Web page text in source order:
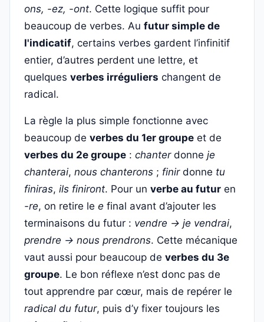
ons, -ez, -ont. Cette logique suffit pour
beaucoup de verbes. Au futur simple de
l'indicatif, certains verbes gardent l’infinitif
entier, d’autres perdent une lettre, et
quelques verbes irréguliers changent de
radical.
La règle la plus simple fonctionne avec
beaucoup de verbes du 1er groupe et de
verbes du 2e groupe : chanterdonne je
chanterai, nous chanterons ; finirdonne tu
finiras, ils finiront. Pour un verbe au futur en
-re, on retire le e final avant d’ajouter les
terminaisons du futur : vendre → je vendrai,
prendre → nous prendrons. Cette mécanique
vaut aussi pour beaucoup de verbes du 3e
groupe. Le bon réflexe n’est donc pas de
tout apprendre par cœur, mais de repérer le
radical du futur, puis d’y fixer toujours les